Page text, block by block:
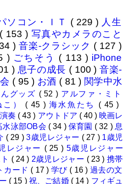
ソコン・ＩＴ ( 229 ) 人生
( 153 ) 写真やカメラのこと
) 音楽-クラシック ( 127 )
) ごちそう ( 113 ) iPhone
) 息子の成長 ( 100 )音楽-
( 95 ) お酒 ( 81 ) 関学中水
グッズ ( 52 ) アルファ・ミト
こ） ( 45 ) 海水魚たち ( 45 )
奏 ( 43 ) アウトドア ( 40 ) 映画レ
水泳部OB会 ( 34 ) 保育園 ( 32 ) 息
( 29 )3歳児レジャー ( 27 ) 1歳児
レジャー ( 25 ) 5歳児レジャー
( 24 ) 2歳児レジャー ( 23 ) 携帯
カード ( 17 ) 学び ( 16 ) 過去の文
( 15 ) 祝、ご結婚 ( 14 ) フィギュ